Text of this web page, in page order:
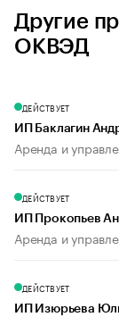
Другие
ОКВЭД
ДЕЙСТВУЕТ
ИП Баклагин
Аренда и
ДЕЙСТВУЕТ
ИП Прокопьев
Аренда и
ДЕЙСТВУЕТ
ИП Изюрьева